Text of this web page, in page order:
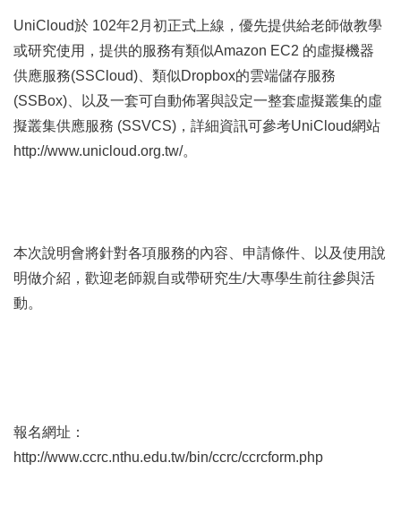
UniCloud於 102年2月初正式上線，優先提供給老師做教學
或研究使用，提供的服務有類似Amazon EC2 的虛擬機器
供應服務(SSCloud)、類似Dropbox的雲端儲存服務
(SSBox)、以及一套可自動佈署與設定一整套虛擬叢集的虛
http://www.unicloud.org.tw/。
本次說明會將針對各項服務的內容、申請條件、以及使用說
明做介紹，歡迎老師親自或帶研究生/大專學生前往參與活
動。
報名網址：
http://www.ccrc.nthu.edu.tw/bin/ccrc/ccrcform.php